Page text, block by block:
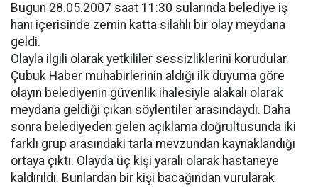
Bugun 28.05.2007 saat 11:30 sularında belediye iş
hanı içerisinde zemin katta silahlı bir olay meydana
geldi.
Olayla ilgili olarak yetkililer sessizliklerini korudular.
Çubuk Haber muhabirlerinin aldığı ilk duyuma göre
olayın belediyenin güvenlik ihalesiyle alakalı olarak
meydana geldiği çıkan söylentiler arasındaydı. Daha
sonra belediyeden gelen açıklama doğrultusunda iki
farklı grup arasındaki tarla mevzundan kaynaklandığı
ortaya çıktı. Olayda üç kişi yaralı olarak hastaneye
kaldırıldı. Bunlardan bir kişi bacağından vurularak